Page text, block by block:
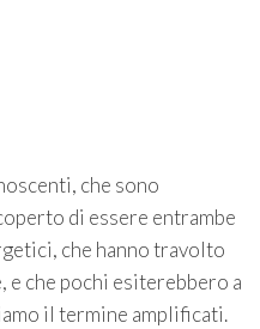
che sono
di essere entrambe
che hanno travolto
e che pochi esiterebbero a
il termine amplificati.